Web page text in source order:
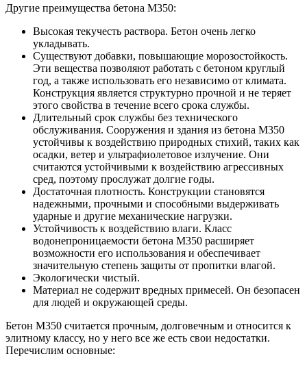
Другие преимущества бетона M350:
Высокая текучесть раствора. Бетон очень легко
укладывать.
Существуют добавки, повышающие морозостойкость.
Эти вещества позволяют работать с бетоном круглый
год, а также использовать его независимо от климата.
Конструкция является структурно прочной и не теряет
этого свойства в течение всего срока службы.
Длительный срок службы без технического
обслуживания. Сооружения и здания из бетона М350
устойчивы к воздействию природных стихий, таких как
осадки, ветер и ультрафиолетовое излучение. Они
считаются устойчивыми к воздействию агрессивных
сред, поэтому прослужат долгие годы.
Достаточная плотность. Конструкции становятся
надежными, прочными и способными выдерживать
ударные и другие механические нагрузки.
Устойчивость к воздействию влаги. Класс
водонепроницаемости бетона М350 расширяет
возможности его использования и обеспечивает
значительную степень защиты от пропитки влагой.
Экологически чистый.
Материал не содержит вредных примесей. Он безопасен
для людей и окружающей среды.
Бетон М350 считается прочным, долговечным и относится к
элитному классу, но у него все же есть свои недостатки.
Перечислим основные: